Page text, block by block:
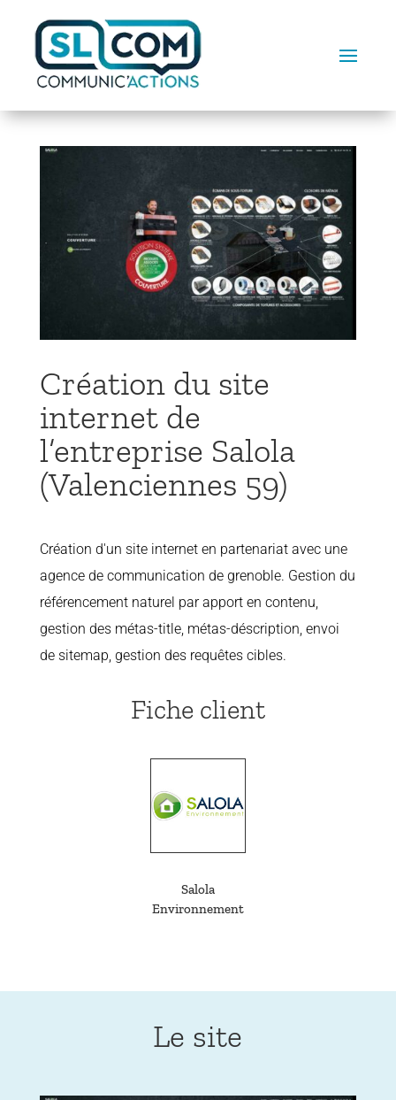
Création du site
internet de
l’entreprise Salola
(Valenciennes 59)
Création d'un site internet en partenariat avec une
agence de communication de grenoble. Gestion du
référencement naturel par apport en contenu,
gestion des métas-title, métas-déscription, envoi
de sitemap, gestion des requêtes cibles.
Fiche client
Salola
Environnement
Le site